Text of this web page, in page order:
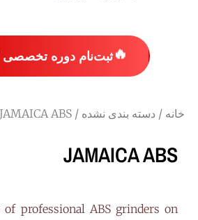
🔥ثبت‌نام دوره تخصصی
خانه / دسته بندی نشده / JAMAICA ABS
JAMAICA ABS
professional ABS grinders on